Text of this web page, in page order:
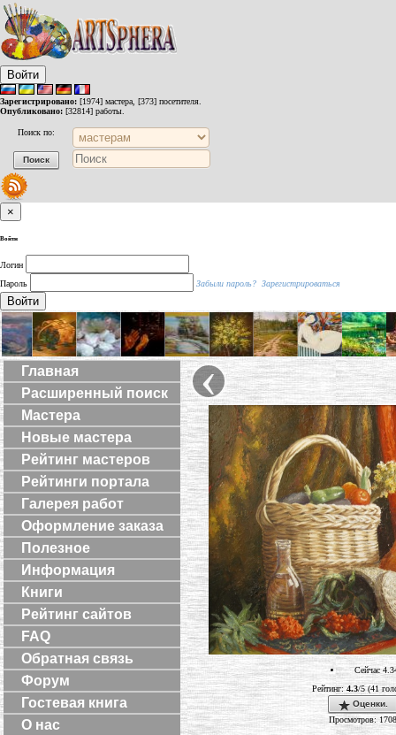
Войти
Зарегистрировано: [1974] мастера, [373] посетителя.
Опубликовано: [32814] работы.
Поиск по:
×
Войти
Логин
Пароль
Забыли пароль? Зарегистрироваться
Войти
Главная
Расширенный поиск
Мастера
Новые мастера
Рейтинг мастеров
Рейтинги портала
Галерея работ
Оформление заказа
Полезное
Информация
Книги
Рейтинг сайтов
FAQ
Обратная связь
Форум
Гостевая книга
О нас
‹
Сейчас
Рейтинг: 4.3/5 (41
Оценки.
Просмотров: 1708